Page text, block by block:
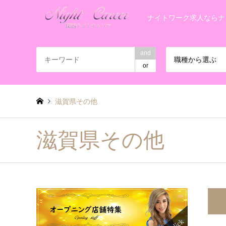
ナイトワーク求人なら
and
or
職種から選ぶ
滋賀県その他
滋賀県その他